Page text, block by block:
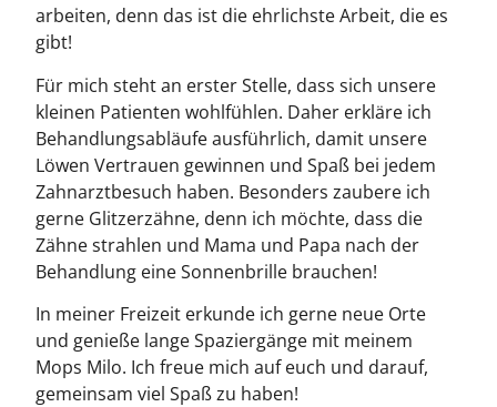
arbeiten, denn das ist die ehrlichste Arbeit, die es
gibt!
Für mich steht an erster Stelle, dass sich unsere
kleinen Patienten wohlfühlen. Daher erkläre ich
Behandlungsabläufe ausführlich, damit unsere
Löwen Vertrauen gewinnen und Spaß bei jedem
Zahnarztbesuch haben. Besonders zaubere ich
gerne Glitzerzähne, denn ich möchte, dass die
Zähne strahlen und Mama und Papa nach der
Behandlung eine Sonnenbrille brauchen!
In meiner Freizeit erkunde ich gerne neue Orte
und genieße lange Spaziergänge mit meinem
Mops Milo. Ich freue mich auf euch und darauf,
gemeinsam viel Spaß zu haben!